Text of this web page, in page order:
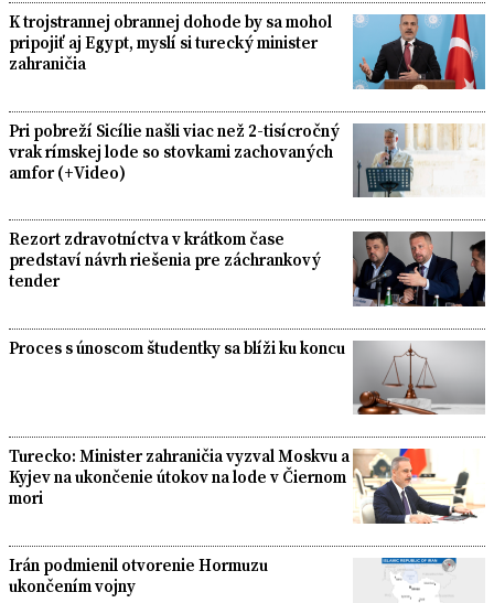
K trojstrannej obrannej dohode by sa mohol
pripojiť aj Egypt, myslí si turecký minister
zahraničia
Pri pobreží Sicílie našli viac než 2-tisícročný
vrak rímskej lode so stovkami zachovaných
amfor (+Video)
Rezort zdravotníctva v krátkom čase
predstaví návrh riešenia pre záchrankový
tender
Proces s únoscom študentky sa blíži ku koncu
Turecko: Minister zahraničia vyzval Moskvu a
Kyjev na ukončenie útokov na lode v Čiernom
mori
Irán podmienil otvorenie Hormuzu
ukončením vojny